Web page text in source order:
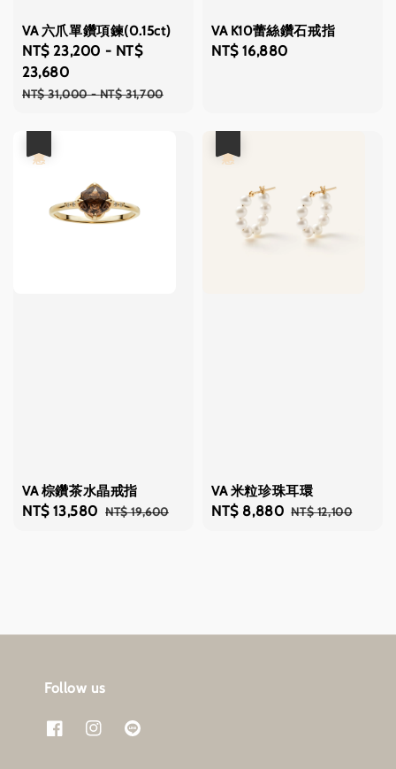
VA 六爪單鑽項鍊(0.15ct)
Sale
price
NT$ 23,200 - NT$
23,680
Regular
NT$ 31,000-NT$ 31,700
VA K10蕾絲鑽石戒指
Regular
NT$ 16,880
VA 棕鑽茶水晶戒指
Sale
NT$ 13,580 Regular
NT$ 19,600
VA 米粒珍珠耳環
Sale
NT$ 8,880 Regular
NT$ 12,100
Follow us